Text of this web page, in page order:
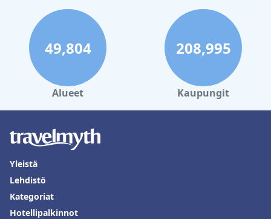
49,804
Alueet
208,995
Kaupungit
Yleistä
Lehdistö
Kategoriat
Hotellipalkinnot